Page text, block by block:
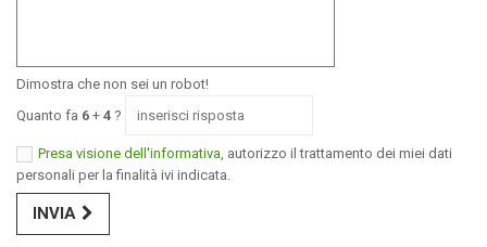
Dimostra che non sei un robot!
Quanto fa 6 + 4 ?
Presa visione dell'informativa , autorizzo il trattamento dei miei dati
personali per la finalità ivi indicata.
INVIA